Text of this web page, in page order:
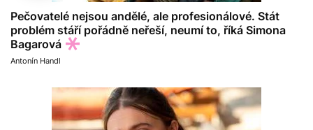
Pečovatelé nejsou andělé, ale profesionálové. Stát
problém stáří pořádně neřeší, neumí to, říká Simona
Bagarová
Antonín Handl